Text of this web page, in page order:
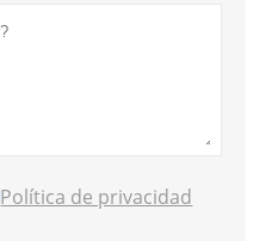
Política de privacidad